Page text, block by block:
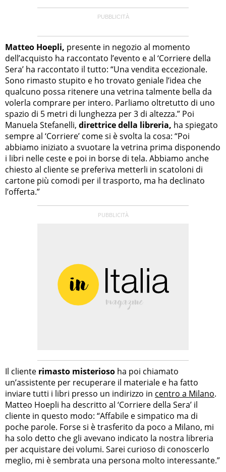
Matteo Hoepli, presente in negozio al momento
dell’acquisto ha raccontato l’evento e al ‘Corriere della
Sera’ ha raccontato il tutto: “Una vendita eccezionale.
Sono rimasto stupito e ho trovato geniale l’idea che
qualcuno possa ritenere una vetrina talmente bella da
volerla comprare per intero. Parliamo oltretutto di uno
spazio di 5 metri di lunghezza per 3 di altezza.” Poi
Manuela Stefanelli, direttrice della libreria, ha spiegato
sempre al ‘Corriere’ come si è svolta la cosa: “Poi
abbiamo iniziato a svuotare la vetrina prima disponendo
i libri nelle ceste e poi in borse di tela. Abbiamo anche
chiesto al cliente se preferiva metterli in scatoloni di
cartone più comodi per il trasporto, ma ha declinato
l’offerta.”
Il cliente rimasto misterioso ha poi chiamato
un’assistente per recuperare il materiale e ha fatto
inviare tutti i libri presso un indirizzo in centro a Milano.
Matteo Hoepli ha descritto al ‘Corriere della Sera’ il
cliente in questo modo: “Affabile e simpatico ma di
poche parole. Forse si è trasferito da poco a Milano, mi
ha solo detto che gli avevano indicato la nostra libreria
per acquistare dei volumi. Sarei curioso di conoscerlo
meglio, mi è sembrata una persona molto interessante.”